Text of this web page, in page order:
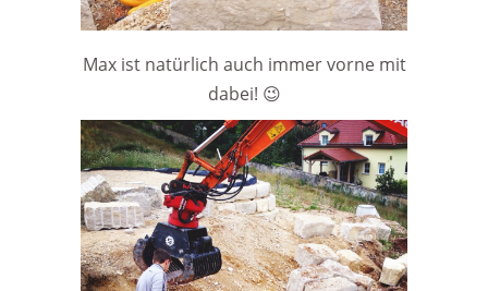
Max ist natürlich auch immer vorne mit
dabei! 😉